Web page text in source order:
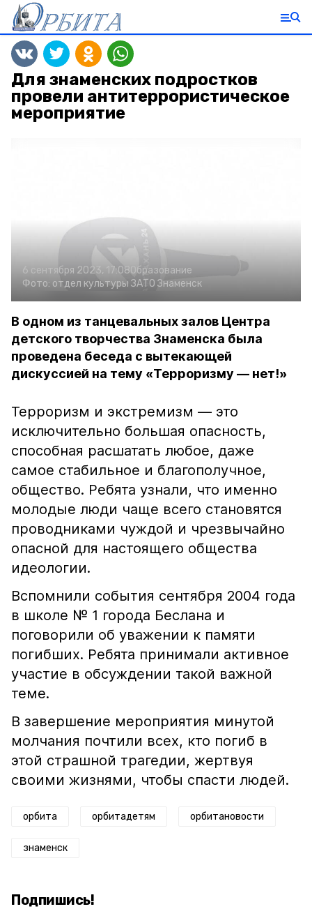
Для знаменских подростков
провели антитеррористическое
мероприятие
6 сентября 2023, 17:08Образование
Фото: отдел культуры ЗАТО Знаменск
В одном из танцевальных залов Центра
детского творчества Знаменска была
проведена беседа с вытекающей
дискуссией на тему «Терроризму — нет!»
Терроризм и экстремизм — это
исключительно большая опасность,
способная расшатать любое, даже
самое стабильное и благополучное,
общество. Ребята узнали, что именно
молодые люди чаще всего становятся
проводниками чуждой и чрезвычайно
опасной для настоящего общества
идеологии.
Вспомнили события сентября 2004 года
в школе № 1 города Беслана и
поговорили об уважении к памяти
погибших. Ребята принимали активное
участие в обсуждении такой важной
теме.
В завершение мероприятия минутой
молчания почтили всех, кто погиб в
этой страшной трагедии, жертвуя
своими жизнями, чтобы спасти людей.
орбита орбитадетям орбитановости
знаменск
Подпишись!